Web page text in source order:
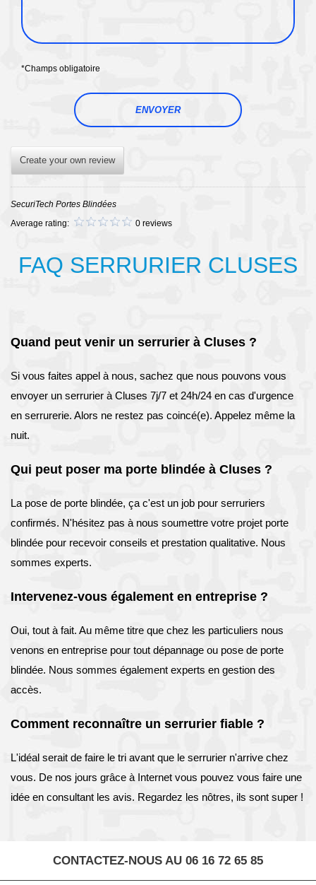
*Champs obligatoire
Create your own review
SecuriTech Portes Blindées
Average rating:
0 reviews
FAQ SERRURIER CLUSES
Quand peut venir un serrurier à Cluses ?
Si vous faites appel à nous, sachez que nous pouvons vous
envoyer un serrurier à Cluses 7j/7 et 24h/24 en cas d'urgence
en serrurerie. Alors ne restez pas coincé(e). Appelez même la
nuit.
Qui peut poser ma porte blindée à Cluses ?
La pose de porte blindée, ça c'est un job pour serruriers
confirmés. N'hésitez pas à nous soumettre votre projet porte
blindée pour recevoir conseils et prestation qualitative. Nous
sommes experts.
Intervenez-vous également en entreprise ?
Oui, tout à fait. Au même titre que chez les particuliers nous
venons en entreprise pour tout dépannage ou pose de porte
blindée. Nous sommes également experts en gestion des
accès.
Comment reconnaître un serrurier fiable ?
L'idéal serait de faire le tri avant que le serrurier n'arrive chez
vous. De nos jours grâce à Internet vous pouvez vous faire une
idée en consultant les avis. Regardez les nôtres, ils sont super !
CONTACTEZ-NOUS AU 06 16 72 65 85